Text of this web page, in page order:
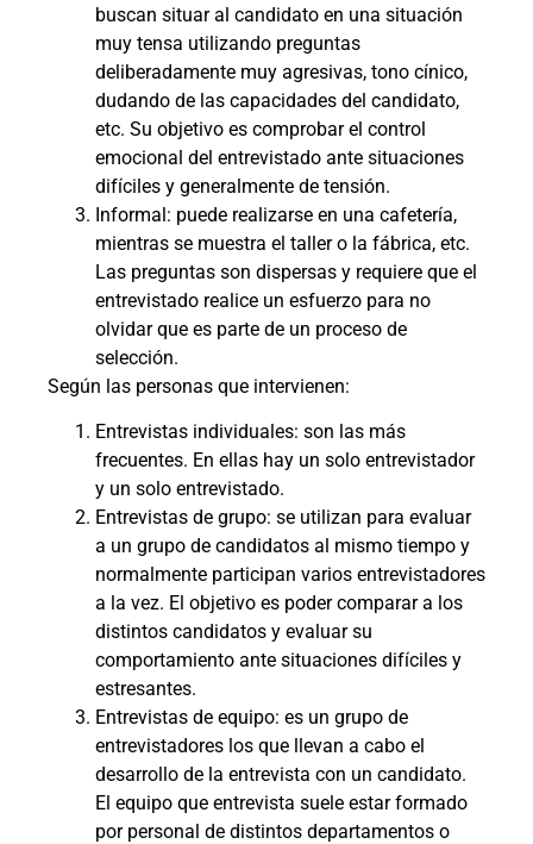
buscan situar al candidato en una situación
muy tensa utilizando preguntas
deliberadamente muy agresivas, tono cínico,
dudando de las capacidades del candidato,
etc. Su objetivo es comprobar el control
emocional del entrevistado ante situaciones
difíciles y generalmente de tensión.
Informal: puede realizarse en una cafetería,
mientras se muestra el taller o la fábrica, etc.
Las preguntas son dispersas y requiere que el
entrevistado realice un esfuerzo para no
olvidar que es parte de un proceso de
selección.
Según las personas que intervienen:
Entrevistas individuales: son las más
frecuentes. En ellas hay un solo entrevistador
y un solo entrevistado.
Entrevistas de grupo: se utilizan para evaluar
a un grupo de candidatos al mismo tiempo y
normalmente participan varios entrevistadores
a la vez. El objetivo es poder comparar a los
distintos candidatos y evaluar su
comportamiento ante situaciones difíciles y
estresantes.
Entrevistas de equipo: es un grupo de
entrevistadores los que llevan a cabo el
desarrollo de la entrevista con un candidato.
El equipo que entrevista suele estar formado
por personal de distintos departamentos o